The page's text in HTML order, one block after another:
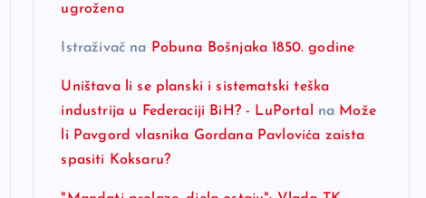
ugrožena
Istraživač na Pobuna Bošnjaka 1850. godine
Uništava li se planski i sistematski teška
industrija u Federaciji BiH? - LuPortal
na Može
li Pavgord vlasnika Gordana Pavlovića zaista
spasiti Koksaru?